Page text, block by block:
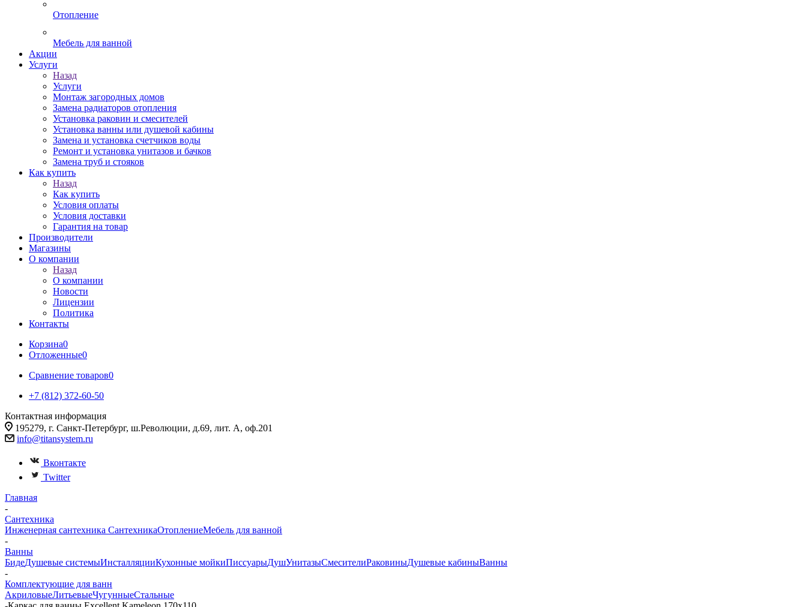
Отопление
Мебель для ванной
Акции
Услуги
Назад
Услуги
Монтаж загородных домов
Замена радиаторов отопления
Установка раковин и смесителей
Установка ванны или душевой кабины
Замена и установка счетчиков воды
Ремонт и установка унитазов и бачков
Замена труб и стояков
Как купить
Назад
Как купить
Условия оплаты
Условия доставки
Гарантия на товар
Производители
Магазины
О компании
Назад
О компании
Новости
Лицензии
Политика
Контакты
Корзина0
Отложенные0
Сравнение товаров0
+7 (812) 372-60-50
Контактная информация
195279, г. Санкт-Петербург, ш.Революции, д.69, лит. А, оф.201
info@titansystem.ru
Вконтакте
Twitter
Главная
-
Сантехника
Инженерная сантехника СантехникаОтоплениеМебель для ванной
-
Ванны
БидеДушевые системыИнсталляцииКухонные мойкиПиссуарыДушУнитазыСмесителиРаковиныДушевые кабиныВанны
-
Комплектующие для ванн
АкриловыеЛитьевыеЧугунныеСтальные